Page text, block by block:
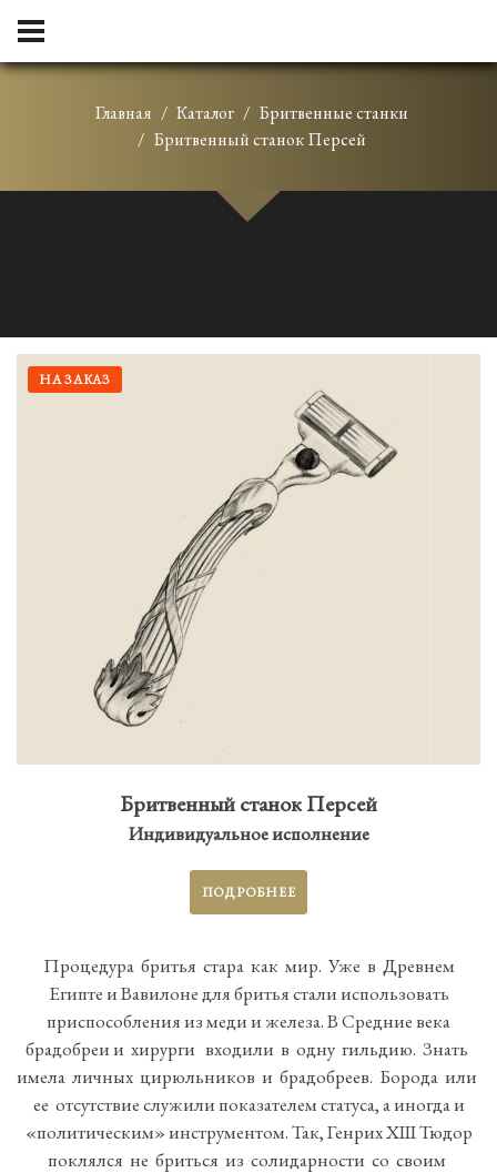
Главная Каталог
Бритвенные станки
Бритвенный станок Персей
НА ЗАКАЗ
Бритвенный станок Персей
Индивидуальное исполнение
ПОДРОБНЕЕ
Процедура бритья стара как мир. Уже в Древнем
Египте и Вавилоне для бритья стали использовать
приспособления из меди и железа. В Средние века
брадобреи и хирурги входили в одну гильдию. Знать
имела личных цирюльников и брадобреев. Борода или
ее отсутствие служили показателем статуса, а иногда и
«политическим» инструментом. Так, Генрих XIII Тюдор
поклялся не бриться из солидарности со своим